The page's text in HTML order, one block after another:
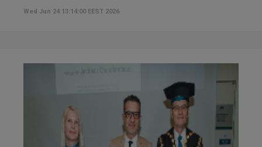
Wed Jun 24 13:14:00 EEST 2026